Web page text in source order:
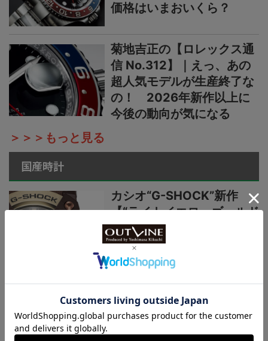
価格はいまおいくら？
菊地吉正の【ロレックス通
信 No.312】｜えっ、あの
超人気モデルが生産終了な
の！ 2026年新作以上に
今後の動向が気になる
＞＞＞もっと見る
国産時計
カシオ“G-SHOCK”新作
【“ライトイエローゴールド
×ブラウン”で3機種】黄金
の地平線をテーマにし
た“MASTER OF G”ニュー
国産時計“カシオ”プロトレ
ック新作【シリーズ最軽量
の本格アウトドアウオッ